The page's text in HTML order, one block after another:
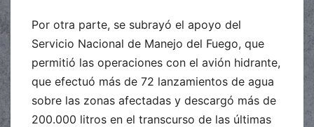
Por otra parte, se subrayó el apoyo del
Servicio Nacional de Manejo del Fuego, que
permitió las operaciones con el avión hidrante,
que efectuó más de 72 lanzamientos de agua
sobre las zonas afectadas y descargó más de
200.000 litros en el transcurso de las últimas